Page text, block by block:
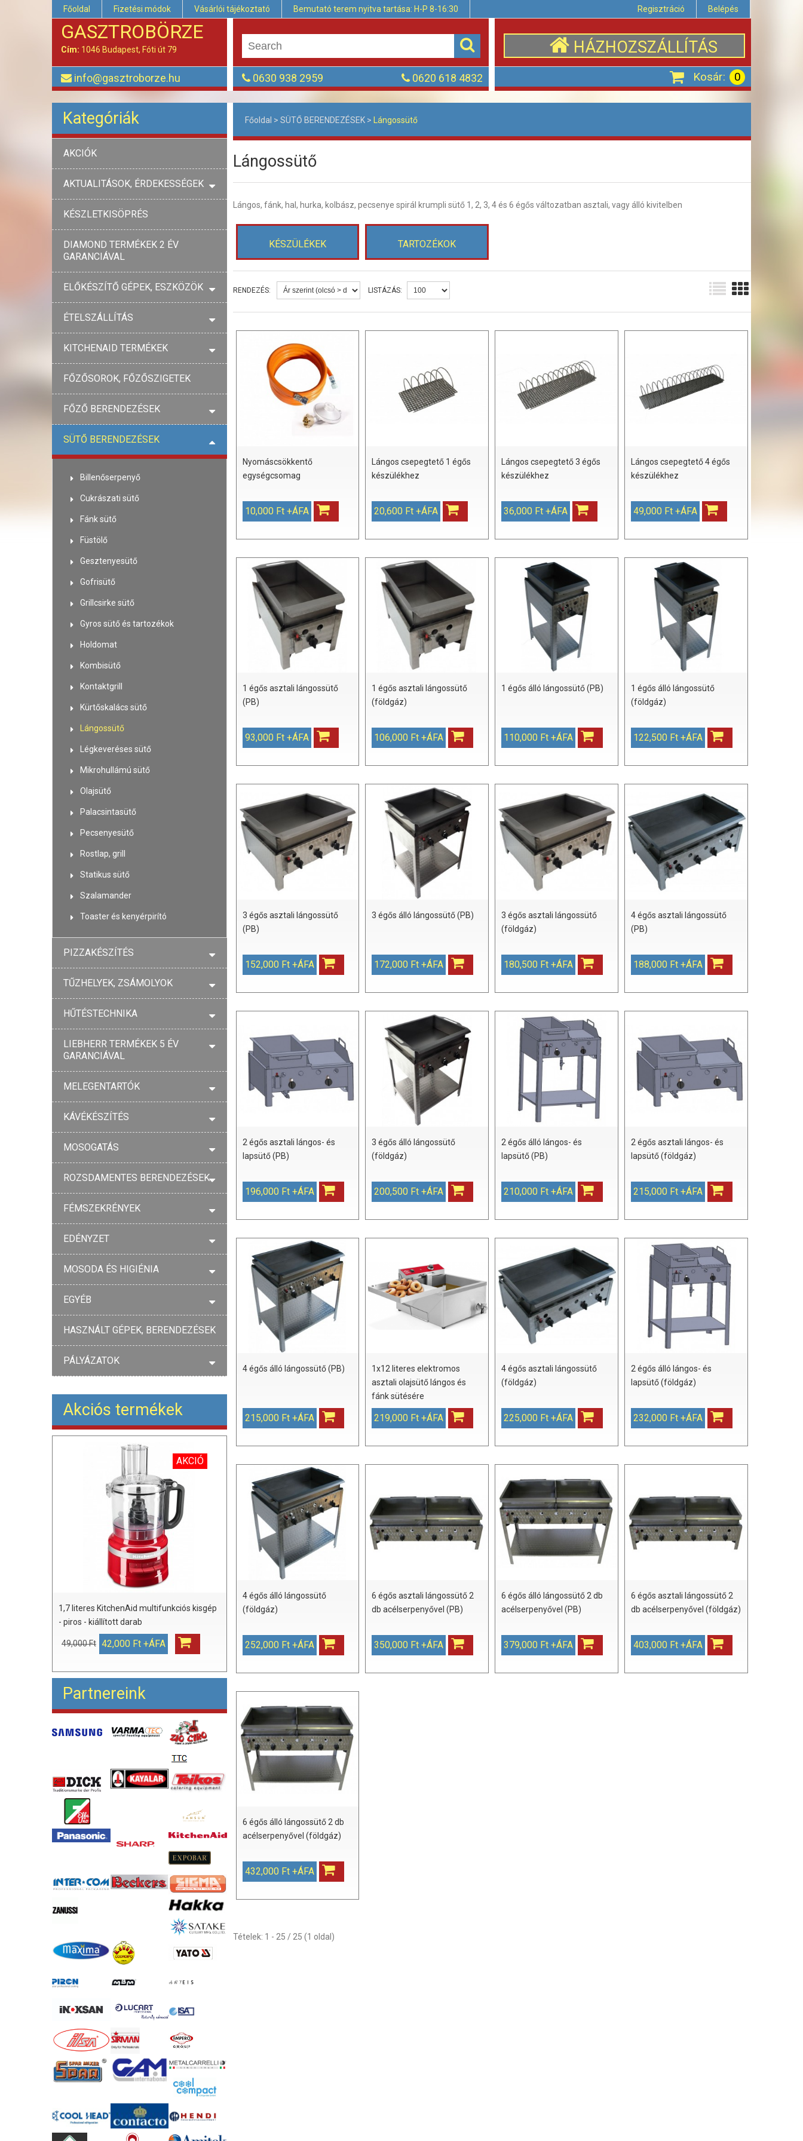
Főoldal Fizetési módok Vásárlói tájékoztató Bemutató terem nyitva tartása: H-P 8-16:30 Regisztráció Belépés
GASZTROBÖRZE
Cím: 1046 Budapest, Fóti út 79 HÁZHOZSZÁLLÍTÁS
info@gasztroborze.hu 0630 938 2959 0620 618 4832 Kosár: 0
Kategóriák
AKCIÓK
AKTUALITÁSOK, ÉRDEKESSÉGEK
KÉSZLETKISÖPRÉS
DIAMOND TERMÉKEK 2 ÉV
GARANCIÁVAL
ELŐKÉSZÍTŐ GÉPEK, ESZKÖZÖK
ÉTELSZÁLLÍTÁS
KITCHENAID TERMÉKEK
FŐZŐSOROK, FŐZŐSZIGETEK
FŐZŐ BERENDEZÉSEK
SÜTŐ BERENDEZÉSEK
Billenőserpenyő
Cukrászati sütő
Fánk sütő
Füstölő
Gesztenyesütő
Gofrisütő
Grillcsirke sütő
Gyros sütő és tartozékok
Holdomat
Kombisütő
Kontaktgrill
Kürtőskalács sütő
Lángossütő
Légkeveréses sütő
Mikrohullámú sütő
Olajsütő
Palacsintasütő
Pecsenyesütő
Rostlap, grill
Statikus sütő
Szalamander
Toaster és kenyérpirító
PIZZAKÉSZÍTÉS
TŰZHELYEK, ZSÁMOLYOK
HŰTÉSTECHNIKA
LIEBHERR TERMÉKEK 5 ÉV
GARANCIÁVAL
MELEGENTARTÓK
KÁVÉKÉSZÍTÉS
MOSOGATÁS
ROZSDAMENTES BERENDEZÉSEK
FÉMSZEKRÉNYEK
EDÉNYZET
MOSODA ÉS HIGIÉNIA
EGYÉB
HASZNÁLT GÉPEK, BERENDEZÉSEK
PÁLYÁZATOK
Akciós termékek
AKCIÓ
1,7 literes KitchenAid multifunkciós kisgép
- piros - kiállított darab
49,000 Ft 42,000 Ft +ÁFA
Partnereink
Főoldal > SÜTŐ BERENDEZÉSEK> Lángossütő
Lángossütő
Lángos, fánk, hal, hurka, kolbász, pecsenye spirál krumpli sütő 1, 2, 3, 4 és 6 égős változatban asztali, vagy álló kivitelben
KÉSZÜLÉKEK TARTOZÉKOK
RENDEZÉS: LISTÁZÁS:
Nyomáscsökkentő
egységcsomag
10,000 Ft +ÁFA
Lángos csepegtető 1 égős
készülékhez
20,600 Ft +ÁFA
Lángos csepegtető 3 égős
készülékhez
36,000 Ft +ÁFA
Lángos csepegtető 4 égős
készülékhez
49,000 Ft +ÁFA
1 égős asztali lángossütő
(PB)
93,000 Ft +ÁFA
1 égős asztali lángossütő
(földgáz)
106,000 Ft +ÁFA
1 égős álló lángossütő (PB)
110,000 Ft +ÁFA
1 égős álló lángossütő
(földgáz)
122,500 Ft +ÁFA
3 égős asztali lángossütő
(PB)
152,000 Ft +ÁFA
3 égős álló lángossütő (PB)
172,000 Ft +ÁFA
3 égős asztali lángossütő
(földgáz)
180,500 Ft +ÁFA
4 égős asztali lángossütő
(PB)
188,000 Ft +ÁFA
2 égős asztali lángos- és
lapsütő (PB)
196,000 Ft +ÁFA
3 égős álló lángossütő
(földgáz)
200,500 Ft +ÁFA
2 égős álló lángos- és
lapsütő (PB)
210,000 Ft +ÁFA
2 égős asztali lángos- és
lapsütő (földgáz)
215,000 Ft +ÁFA
4 égős álló lángossütő (PB)
215,000 Ft +ÁFA
1x12 literes elektromos
asztali olajsütő lángos és
fánk sütésére
219,000 Ft +ÁFA
4 égős asztali lángossütő
(földgáz)
225,000 Ft +ÁFA
2 égős álló lángos- és
lapsütő (földgáz)
232,000 Ft +ÁFA
4 égős álló lángossütő
(földgáz)
252,000 Ft +ÁFA
6 égős asztali lángossütő 2
db acélserpenyővel (PB)
350,000 Ft +ÁFA
6 égős álló lángossütő 2 db
acélserpenyővel (PB)
379,000 Ft +ÁFA
6 égős asztali lángossütő 2
db acélserpenyővel (földgáz)
403,000 Ft +ÁFA
6 égős álló lángossütő 2 db
acélserpenyővel (földgáz)
432,000 Ft +ÁFA
Tételek: 1 - 25 / 25 (1 oldal)